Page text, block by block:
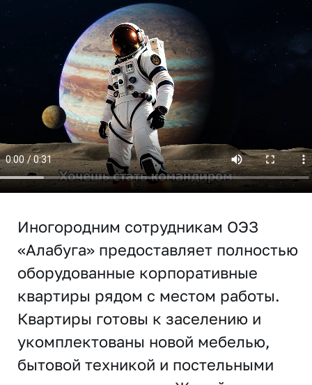
Иногородним сотрудникам ОЭЗ
«Алабуга» предоставляет полностью
оборудованные корпоративные
квартиры рядом с местом работы.
Квартиры готовы к заселению и
укомплектованы новой мебелью,
бытовой техникой и постельными